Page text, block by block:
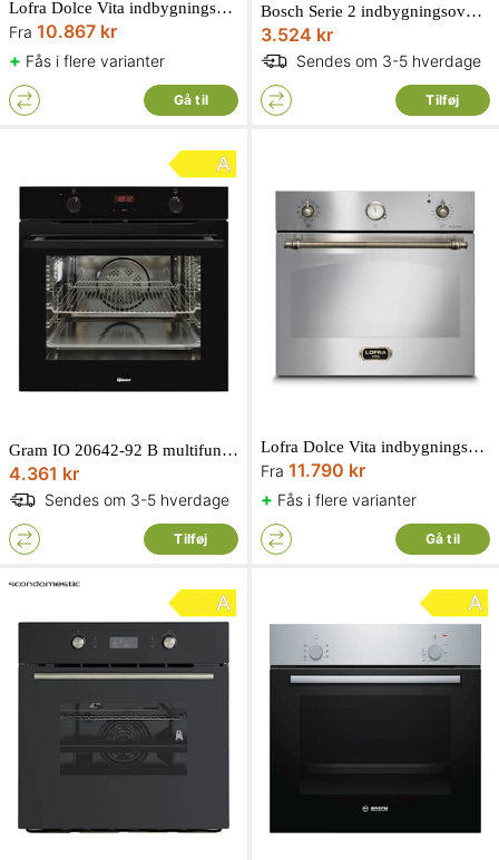
Lofra Dolce Vita indbygningsovn antracit 60 cm
Fra 10.867 kr
+ Fås i flere varianter
Gå til
Bosch Serie 2 indbygningsovn hvid 66L 3300W HBF113BV1S
3.524 kr
Sendes om 3-5 hverdage
Tilføj
Gram IO 20642-92 B multifunktionsovn til indbygning sort 77L
4.361 kr
Sendes om 3-5 hverdage
Tilføj
Lofra Dolce Vita indbygningsovn rustfri 60 cm
Fra 11.790 kr
+ Fås i flere varianter
Gå til